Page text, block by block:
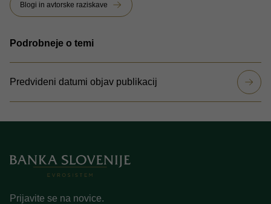
Blogi in avtorske raziskave
Podrobneje o temi
Predvideni datumi objav publikacij
Prijavite se na novice.